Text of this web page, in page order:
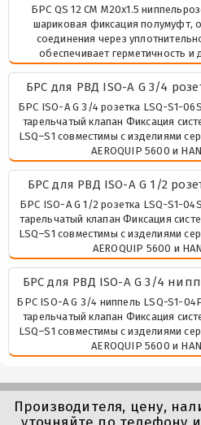
БРС QS 12 СМ М20х1.5
шариковая фиксация полумуфт,
соединения через
обеспечивает герметичность и
БРС для РВД ISO-A G 3/4
БРС ISO-A G 3/4 розетка LSQ-S1-
тарельчатый клапан Фиксация
LSQ–S1 совместимы с изделиями
AEROQUIP 5600 и
БРС для РВД ISO-A G 1/2
БРС ISO-A G 1/2 розетка LSQ-S1-
тарельчатый клапан Фиксация
LSQ–S1 совместимы с изделиями
AEROQUIP 5600 и
БРС для РВД ISO-A G 3/4
БРС ISO-A G 3/4 ниппель LSQ-S1-
тарельчатый клапан Фиксация
LSQ–S1 совместимы с изделиями
AEROQUIP 5600 и
Производителя, цену,